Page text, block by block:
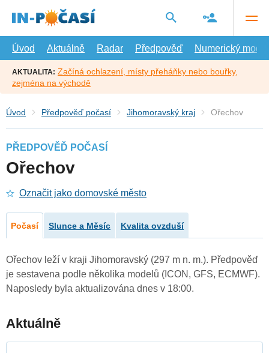
hlavní
Úvod
Aktuálně Radar Předpověď Numerický model
AKTUALITA: Začíná ochlazení, místy přeháňky nebo bouřky,
zejména na východě
Úvod Předpověď počasí Jihomoravský kraj Ořechov
PŘEDPOVĚĎ POČASÍ
Ořechov
Označit jako domovské město
Počasí Slunce a Měsíc Kvalita ovzduší
Ořechov leží v kraji Jihomoravský (297 m n. m.). Předpověď
je sestavena podle několika modelů (ICON, GFS, ECMWF).
Naposledy byla aktualizována dnes v 18:00.
Aktuálně